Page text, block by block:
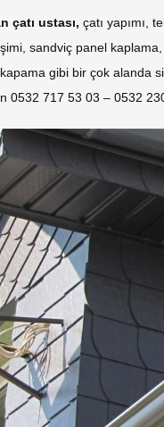
çatı ustası, çatı yapımı,
sandviç panel
gibi bir çok alanda
0532 717 53 03 – 0532